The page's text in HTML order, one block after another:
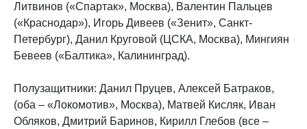
Литвинов («Спартак», Москва), Валентин Пальцев
(«Краснодар»), Игорь Дивеев («Зенит», Санкт-
Петербург), Данил Круговой (ЦСКА, Москва), Мингиян
Бевеев («Балтика», Калининград).
Полузащитники: Данил Пруцев, Алексей Батраков,
(оба – «Локомотив», Москва), Матвей Кисляк, Иван
Обляков, Дмитрий Баринов, Кирилл Глебов (все –